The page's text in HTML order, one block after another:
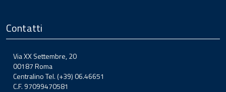
Contatti
Via XX Settembre, 20
00187 Roma
Centralino Tel. (+39) 06.46651
C.F. 97099470581